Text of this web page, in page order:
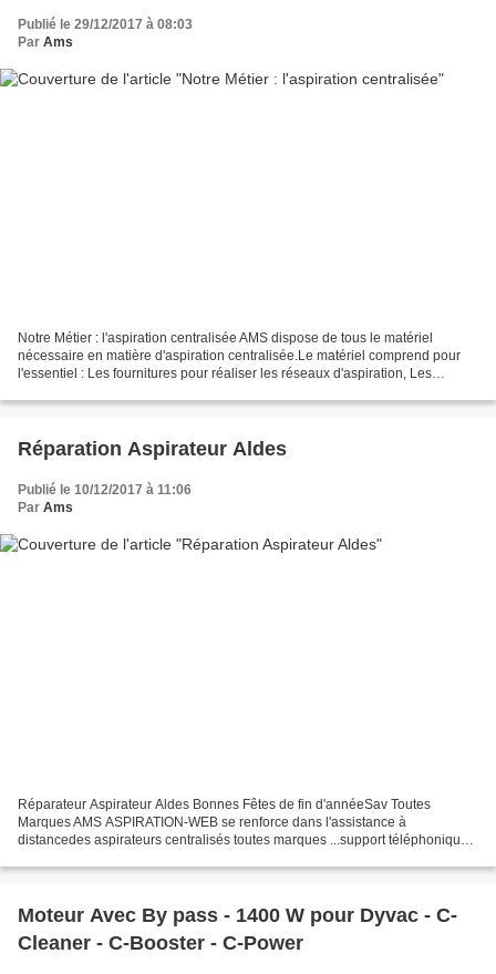
Publié le 29/12/2017 à 08:03
Par Ams
Notre Métier : l'aspiration centralisée AMS dispose de tous le matériel
nécessaire en matière d'aspiration centralisée.Le matériel comprend pour
l'essentiel : Les fournitures pour réaliser les réseaux d'aspiration, Les
Réparation Aspirateur Aldes
Publié le 10/12/2017 à 11:06
Par Ams
Réparateur Aspirateur Aldes Bonnes Fêtes de fin d'annéeSav Toutes
Marques AMS ASPIRATION-WEB se renforce dans l'assistance à
distancedes aspirateurs centralisés toutes marques ...support téléphonique ,
Moteur Avec By pass - 1400 W pour Dyvac - C-
Cleaner - C-Booster - C-Power